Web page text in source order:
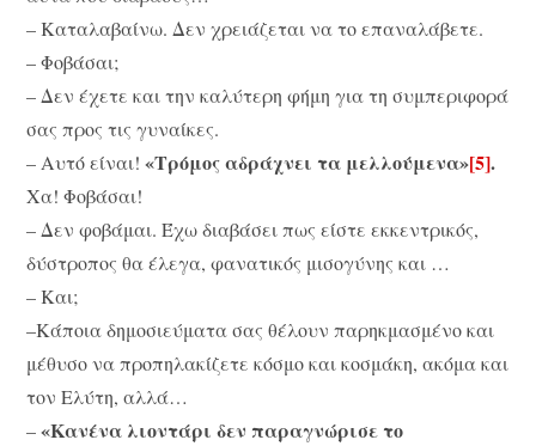
– Καταλαβαίνω. Δεν χρειάζεται να το επαναλάβετε.
– Φοβάσαι;
– Δεν έχετε και την καλύτερη φήμη για τη συμπεριφορά
σας προς τις γυναίκες.
– Αυτό είναι!«Τρόμος αδράχνει τα μελλούμενα»[5].
Χα! Φοβάσαι!
– Δεν φοβάμαι. Έχω διαβάσει πως είστε εκκεντρικός,
δύστροπος θα έλεγα, φανατικός μισογύνης και …
– Και;
–Κάποια δημοσιεύματα σας θέλουν παρηκμασμένο και
μέθυσο να προπηλακίζετε κόσμο και κοσμάκη, ακόμα και
τον Ελύτη, αλλά…
–«Κανένα λιοντάρι δεν παραγνώρισε το